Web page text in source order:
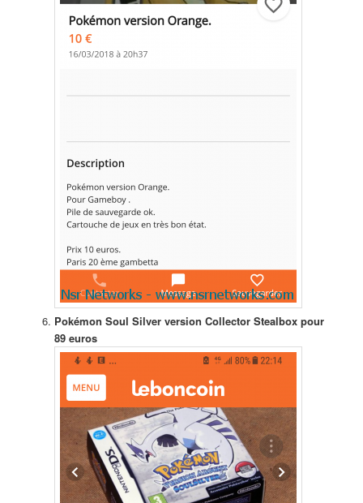
Pokémon Soul Silver version Collector Stealbox pour
89 euros